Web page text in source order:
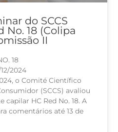
do SCCS
No. 18 (Colipa
II
18
2024
o Comité Científico
(SCCS) avaliou
capilar HC Red No. 18. A
comentários até 13 de